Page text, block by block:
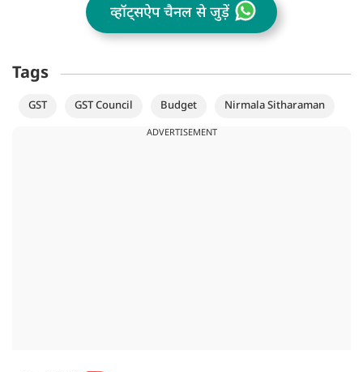
व्हॉट्सऐप चैनल से जुड़ें
Tags
GST GST Council Budget Nirmala Sitharaman
ADVERTISEMENT